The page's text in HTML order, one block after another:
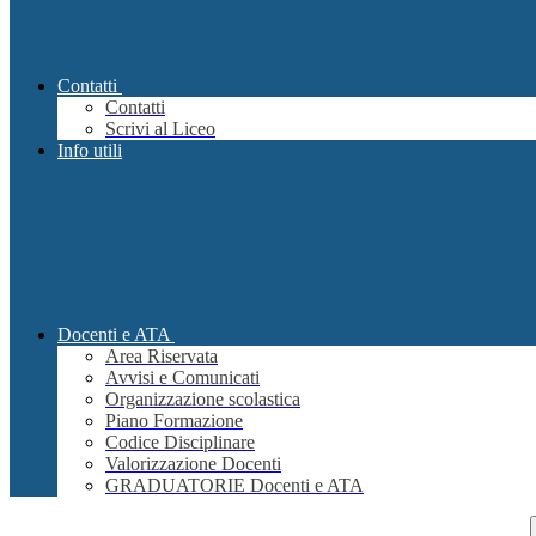
Contatti
Contatti
Scrivi al Liceo
Info utili
Docenti e ATA
Area Riservata
Avvisi e Comunicati
Organizzazione scolastica
Piano Formazione
Codice Disciplinare
Valorizzazione Docenti
GRADUATORIE Docenti e ATA